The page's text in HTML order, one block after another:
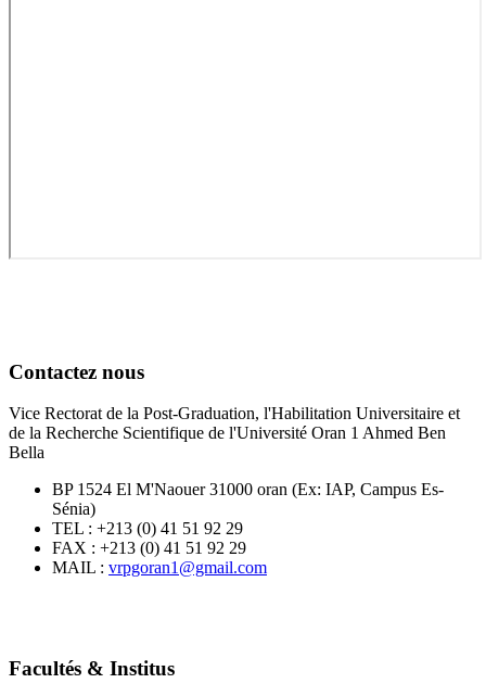
Contactez nous
Vice Rectorat de la Post-Graduation, l'Habilitation Universitaire et
de la Recherche Scientifique de l'Université Oran 1 Ahmed Ben
Bella
BP 1524 El M'Naouer 31000 oran (Ex: IAP, Campus Es-
Sénia)
TEL : +213 (0) 41 51 92 29
FAX : +213 (0) 41 51 92 29
MAIL : vrpgoran1@gmail.com
Facultés & Institus